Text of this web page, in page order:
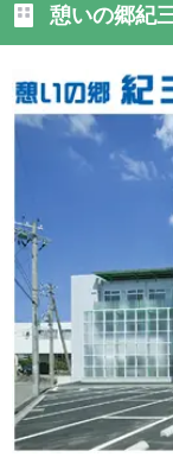
憩いの郷紀